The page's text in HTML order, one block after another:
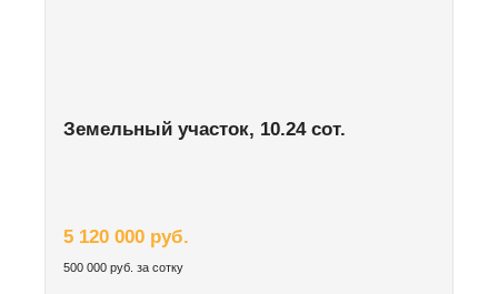
Земельный участок, 10.24 сот.
5 120 000 руб.
500 000 руб. за сотку